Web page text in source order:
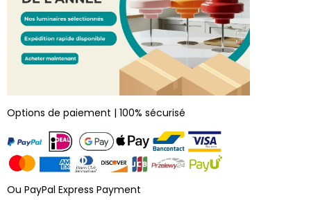
Options de paiement | 100% sécurisé
Ou PayPal Express Payment